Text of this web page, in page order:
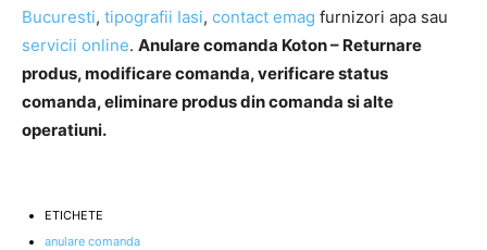
Bucuresti, tipografii Iasi, contact emag furnizori apa sau
servicii online. Anulare comanda Koton – Returnare
produs, modificare comanda, verificare status
comanda, eliminare produs din comanda si alte
operatiuni.
ETICHETE
anulare comanda